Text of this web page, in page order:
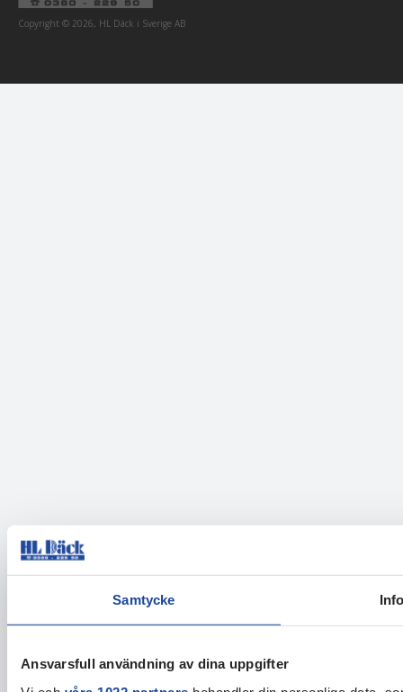
Samtycke
Ansvarsfull användning av dina uppgifter
Copyright © 2026, HL Däck i Sverige AB